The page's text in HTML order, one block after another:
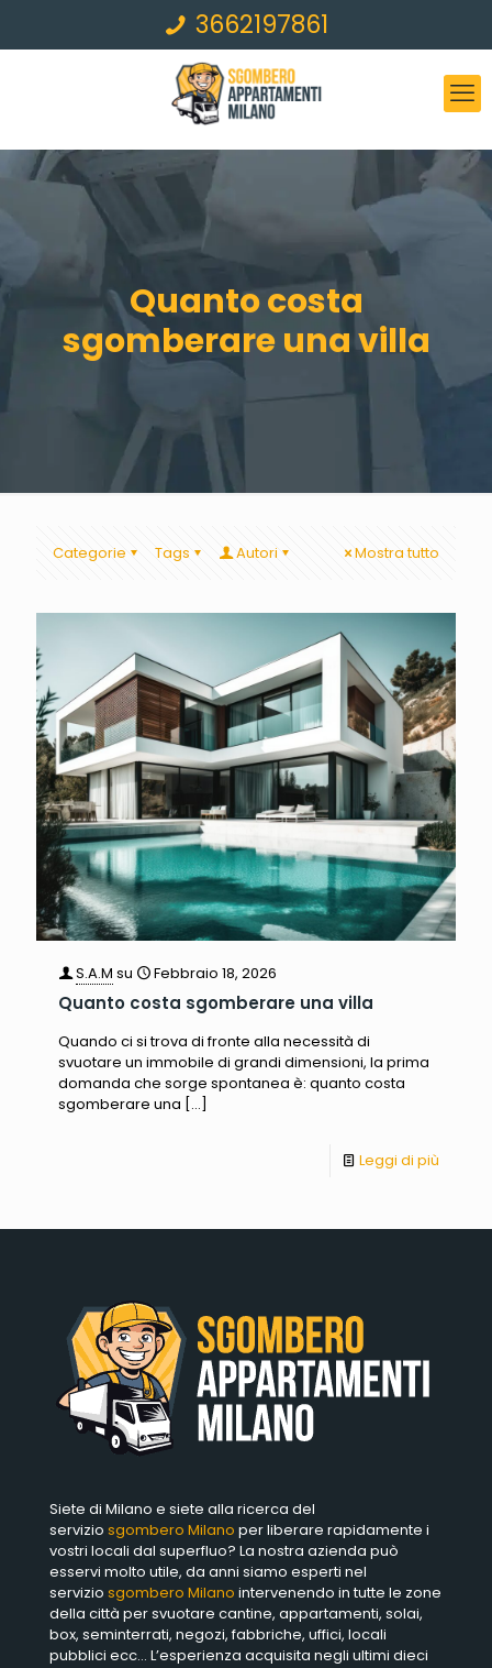
3662197861
Quanto costa
sgomberare una villa
Categorie Tags Autori Mostra tutto
S.A.M su Febbraio 18, 2026
Quanto costa sgomberare una villa
Quando ci si trova di fronte alla necessità di
svuotare un immobile di grandi dimensioni, la prima
domanda che sorge spontanea è: quanto costa
sgomberare una […]
Leggi di più
Siete di Milano e siete alla ricerca del
servizio sgombero Milano per liberare rapidamente i
vostri locali dal superfluo? La nostra azienda può
esservi molto utile, da anni siamo esperti nel
servizio sgombero Milano intervenendo in tutte le zone
della città per svuotare cantine, appartamenti, solai,
box, seminterrati, negozi, fabbriche, uffici, locali
pubblici ecc… L’esperienza acquisita negli ultimi dieci